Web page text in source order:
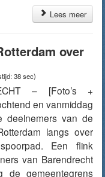
Lees meer
over
38 sec)
– [Foto’s +
en vanmiddag
deelnemers van de
langs over
Een flink
van Barendrecht
de gemeentegrens